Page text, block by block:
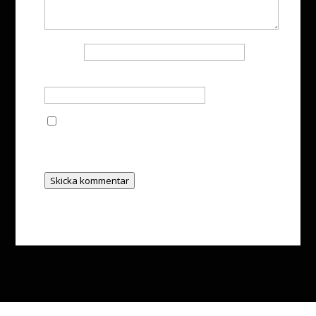
Skicka kommentar